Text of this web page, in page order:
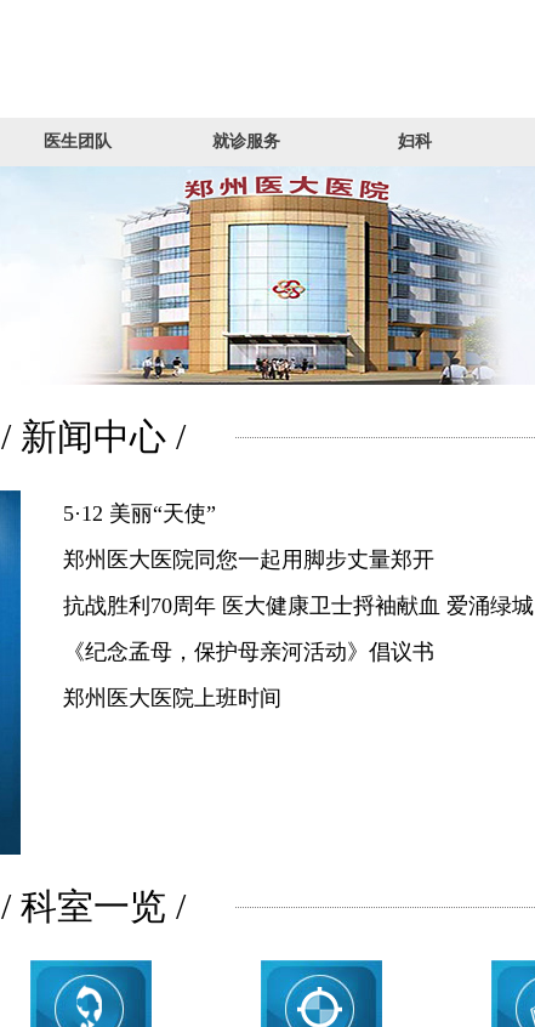
医生团队 就诊服务 妇科
/ 新闻中心 /
5·12 美丽“天使”
郑州医大医院同您一起用脚步丈量郑开
抗战胜利70周年 医大健康卫士捋袖献血 爱涌绿城
《纪念孟母，保护母亲河活动》倡议书
郑州医大医院上班时间
/ 科室一览 /